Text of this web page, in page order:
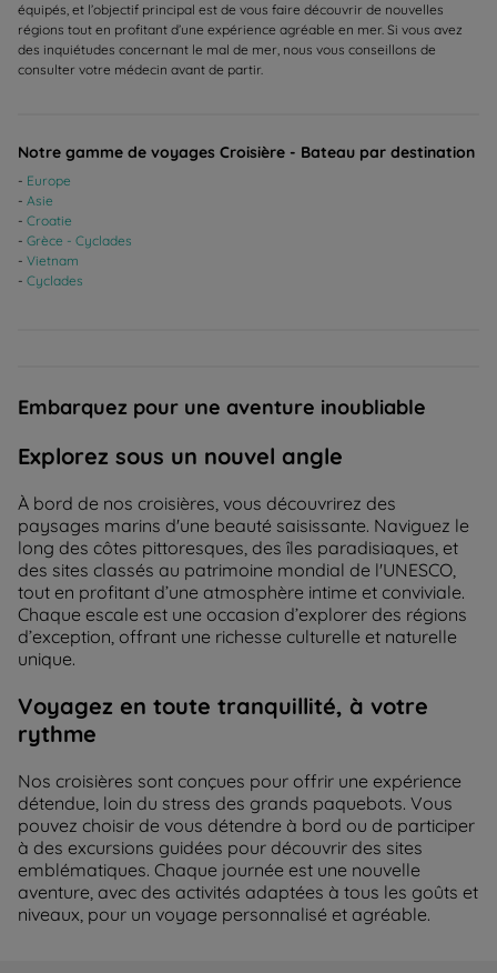
équipés, et l’objectif principal est de vous faire découvrir de nouvelles
régions tout en profitant d’une expérience agréable en mer. Si vous avez
des inquiétudes concernant le mal de mer, nous vous conseillons de
consulter votre médecin avant de partir.
Notre gamme de voyages Croisière - Bateau par destination
Europe
Asie
Croatie
Grèce - Cyclades
Vietnam
Cyclades
Embarquez pour une aventure inoubliable
Explorez sous un nouvel angle
À bord de nos croisières, vous découvrirez des
paysages marins d'une beauté saisissante. Naviguez le
long des côtes pittoresques, des îles paradisiaques, et
des sites classés au patrimoine mondial de l'UNESCO,
tout en profitant d’une atmosphère intime et conviviale.
Chaque escale est une occasion d’explorer des régions
d’exception, offrant une richesse culturelle et naturelle
unique.
Voyagez en toute tranquillité, à votre
rythme
Nos croisières sont conçues pour offrir une expérience
détendue, loin du stress des grands paquebots. Vous
pouvez choisir de vous détendre à bord ou de participer
à des excursions guidées pour découvrir des sites
emblématiques. Chaque journée est une nouvelle
aventure, avec des activités adaptées à tous les goûts et
niveaux, pour un voyage personnalisé et agréable.